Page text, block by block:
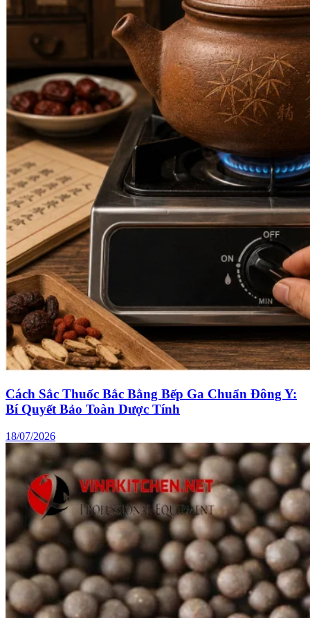
Cách Sắc Thuốc Bắc Bằng Bếp Ga Chuẩn Đông Y:
Bí Quyết Bảo Toàn Dược Tính
18/07/2026